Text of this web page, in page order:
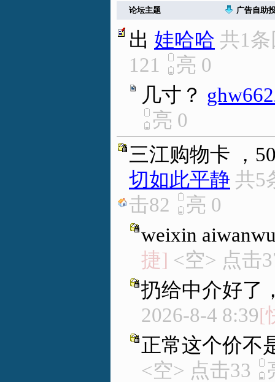
论坛主题 广告自助
出 娃哈哈 共1
121
亮 0
几寸？
亮 0
三江购物卡 ，
切如此平静 共5
击82
亮 0
weixin
捷] <空> 点击
扔给中介好了
2026-8-4 8:39[
正常这个价不
<空> 点击33